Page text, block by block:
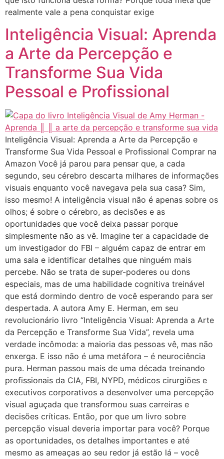
realmente vale a pena conquistar exige
Inteligência Visual: Aprenda
a Arte da Percepção e
Transforme Sua Vida
Pessoal e Profissional
Inteligência Visual: Aprenda a Arte da Percepção e
Transforme Sua Vida Pessoal e Profissional Comprar na
Amazon Você já parou para pensar que, a cada
segundo, seu cérebro descarta milhares de informações
visuais enquanto você navegava pela sua casa? Sim,
isso mesmo! A inteligência visual não é apenas sobre os
olhos; é sobre o cérebro, as decisões e as
oportunidades que você deixa passar porque
simplesmente não as vê. Imagine ter a capacidade de
um investigador do FBI – alguém capaz de entrar em
uma sala e identificar detalhes que ninguém mais
percebe. Não se trata de super-poderes ou dons
especiais, mas de uma habilidade cognitiva treinável
que está dormindo dentro de você esperando para ser
despertada. A autora Amy E. Herman, em seu
revolucionário livro “Inteligência Visual: Aprenda a Arte
da Percepção e Transforme Sua Vida”, revela uma
verdade incômoda: a maioria das pessoas vê, mas não
enxerga. E isso não é uma metáfora – é neurociência
pura. Herman passou mais de uma década treinando
profissionais da CIA, FBI, NYPD, médicos cirurgiões e
executivos corporativos a desenvolver uma percepção
visual aguçada que transformou suas carreiras e
decisões críticas. Então, por que um livro sobre
percepção visual deveria importar para você? Porque
as oportunidades, os detalhes importantes e até
mesmo as ameaças ao seu redor já estão lá – você